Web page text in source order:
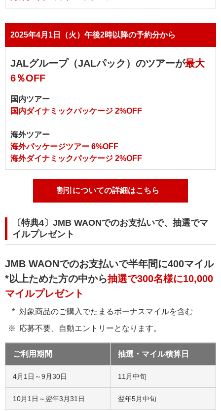
2025年4月1日（火）午後2時以降の予約分から
JALグループ（JALパック）のツアーが最大
6％OFF
国内ツアー
国内ダイナミックパッケージ 2%OFF
海外ツアー
海外パッケージツアー 6%OFF
海外ダイナミックパッケージ 2%OFF
割引についての詳細はこちら
〔特典4〕JMB WAONでのお支払いで、抽選でマ
イルプレゼント
JMB WAONでのお支払いで半年間に400マイル
*以上ためた方の中から抽選で300名様に10,000
マイルプレゼント
対象商品のご購入でたまるボーナスマイルを含む
応募不要、自動エントリーとなります。
ご利用期間 抽選・マイル積算日
4月1日～9月30日 11月中旬
10月1日～翌年3月31日 翌年5月中旬